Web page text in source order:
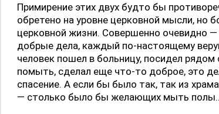
Примирение этих двух будто бы
обретено на уровне церковной мысли, но
церковной жизни. Совершенно очевидно
добрые дела, каждый по-настоящему
человек пошел в больницу, посидел
помыть, сделал еще что-то доброе, это
спасение. А если бы было так, так из
— столько было бы желающих мыть